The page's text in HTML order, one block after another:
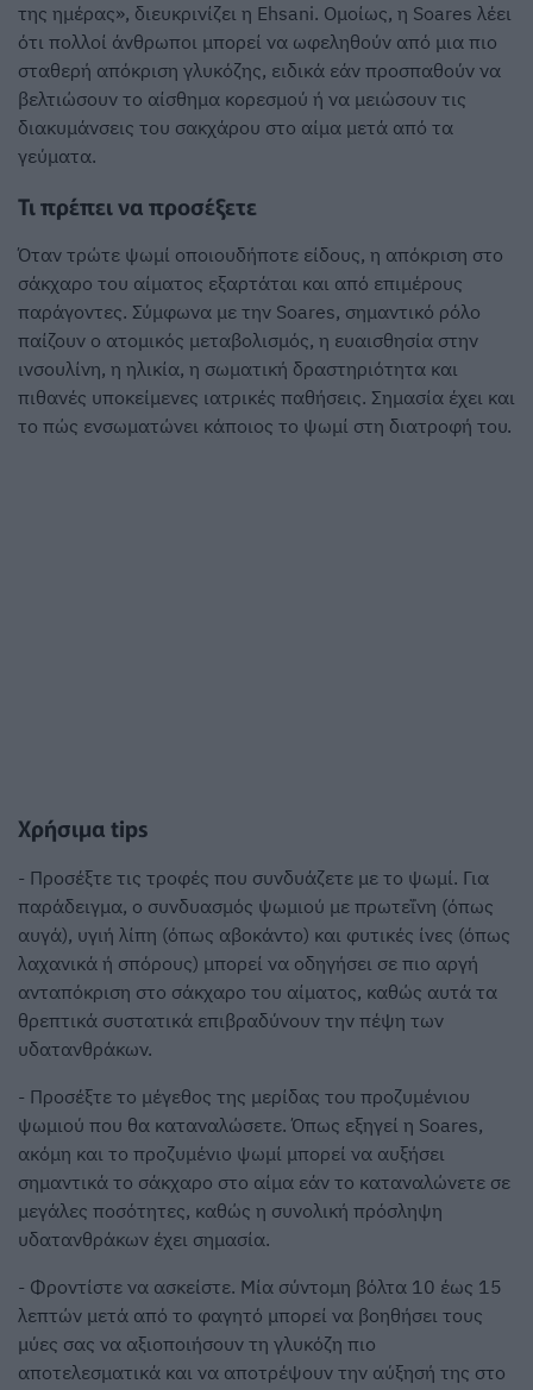
της ημέρας», διευκρινίζει η Ehsani. Ομοίως, η Soares λέει
ότι πολλοί άνθρωποι μπορεί να ωφεληθούν από μια πιο
σταθερή απόκριση γλυκόζης, ειδικά εάν προσπαθούν να
βελτιώσουν το αίσθημα κορεσμού ή να μειώσουν τις
διακυμάνσεις του σακχάρου στο αίμα μετά από τα
γεύματα.
Τι πρέπει να προσέξετε
Όταν τρώτε ψωμί οποιουδήποτε είδους, η απόκριση στο
σάκχαρο του αίματος εξαρτάται και από επιμέρους
παράγοντες. Σύμφωνα με την Soares, σημαντικό ρόλο
παίζουν ο ατομικός μεταβολισμός, η ευαισθησία στην
ινσουλίνη, η ηλικία, η σωματική δραστηριότητα και
πιθανές υποκείμενες ιατρικές παθήσεις. Σημασία έχει και
το πώς ενσωματώνει κάποιος το ψωμί στη διατροφή του.
Χρήσιμα tips
- Προσέξτε τις τροφές που συνδυάζετε με το ψωμί. Για
παράδειγμα, ο συνδυασμός ψωμιού με πρωτεΐνη (όπως
αυγά), υγιή λίπη (όπως αβοκάντο) και φυτικές ίνες (όπως
λαχανικά ή σπόρους) μπορεί να οδηγήσει σε πιο αργή
ανταπόκριση στο σάκχαρο του αίματος, καθώς αυτά τα
θρεπτικά συστατικά επιβραδύνουν την πέψη των
υδατανθράκων.
- Προσέξτε το μέγεθος της μερίδας του προζυμένιου
ψωμιού που θα καταναλώσετε. Όπως εξηγεί η Soares,
ακόμη και το προζυμένιο ψωμί μπορεί να αυξήσει
σημαντικά το σάκχαρο στο αίμα εάν το καταναλώνετε σε
μεγάλες ποσότητες, καθώς η συνολική πρόσληψη
υδατανθράκων έχει σημασία.
- Φροντίστε να ασκείστε. Μία σύντομη βόλτα 10 έως 15
λεπτών μετά από το φαγητό μπορεί να βοηθήσει τους
μύες σας να αξιοποιήσουν τη γλυκόζη πιο
αποτελεσματικά και να αποτρέψουν την αύξησή της στο